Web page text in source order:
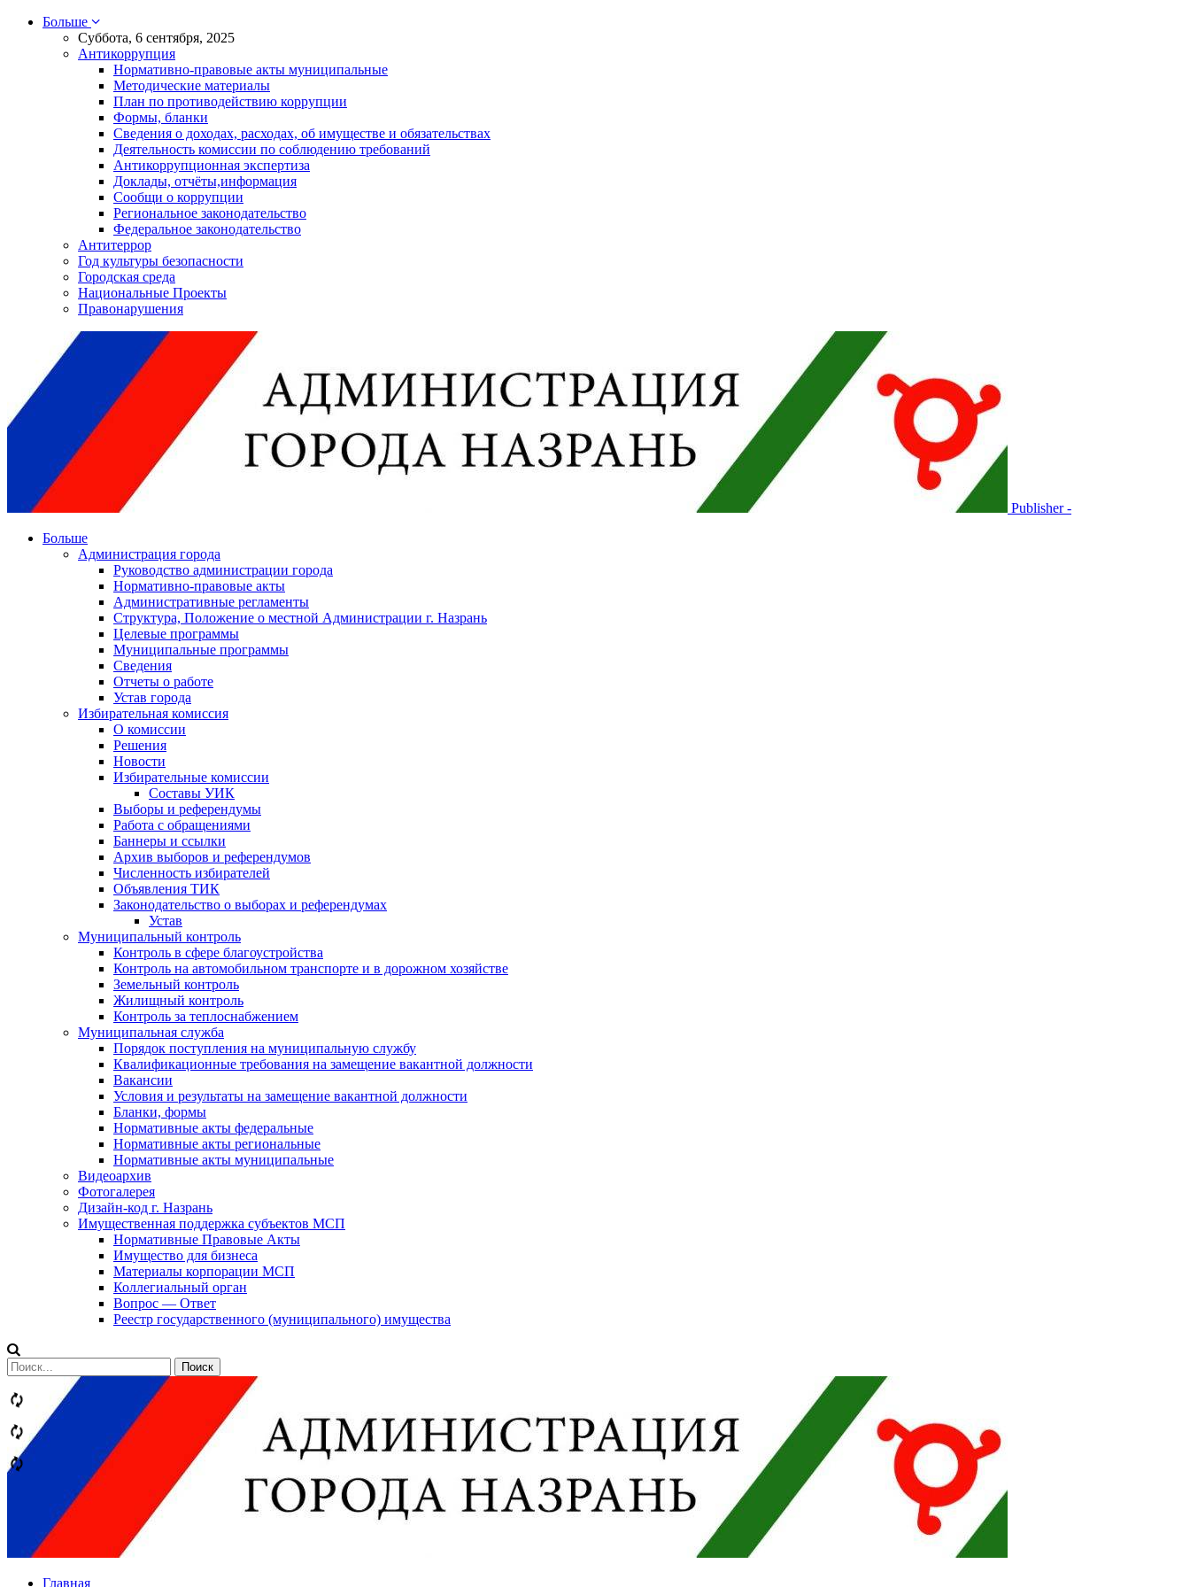
Больше
Суббота, 6 сентября, 2025
Антикоррупция
Нормативно-правовые акты муниципальные
Методические материалы
План по противодействию коррупции
Формы, бланки
Сведения о доходах, расходах, об имуществе и обязательствах
Деятельность комиссии по соблюдению требований
Антикоррупционная экспертиза
Доклады, отчёты,информация
Сообщи о коррупции
Региональное законодательство
Федеральное законодательство
Антитеррор
Год культуры безопасности
Городская среда
Национальные Проекты
Правонарушения
Publisher -
Больше
Администрация города
Руководство администрации города
Нормативно-правовые акты
Административные регламенты
Структура, Положение о местной Администрации г. Назрань
Целевые программы
Муниципальные программы
Сведения
Отчеты о работе
Устав города
Избирательная комиссия
О комиссии
Решения
Новости
Избирательные комиссии
Составы УИК
Выборы и референдумы
Работа с обращениями
Баннеры и ссылки
Архив выборов и референдумов
Численность избирателей
Объявления ТИК
Законодательство о выборах и референдумах
Устав
Муниципальный контроль
Контроль в сфере благоустройства
Контроль на автомобильном транспорте и в дорожном хозяйстве
Земельный контроль
Жилищный контроль
Контроль за теплоснабжением
Муниципальная служба
Порядок поступления на муниципальную службу
Квалификационные требования на замещение вакантной должности
Вакансии
Условия и результаты на замещение вакантной должности
Бланки, формы
Нормативные акты федеральные
Нормативные акты региональные
Нормативные акты муниципальные
Видеоархив
Фотогалерея
Дизайн-код г. Назрань
Имущественная поддержка субъектов МСП
Нормативные Правовые Акты
Имущество для бизнеса
Материалы корпорации МСП
Коллегиальный орган
Вопрос — Ответ
Реестр государственного (муниципального) имущества
Сообщений
категории
Теги
Главная